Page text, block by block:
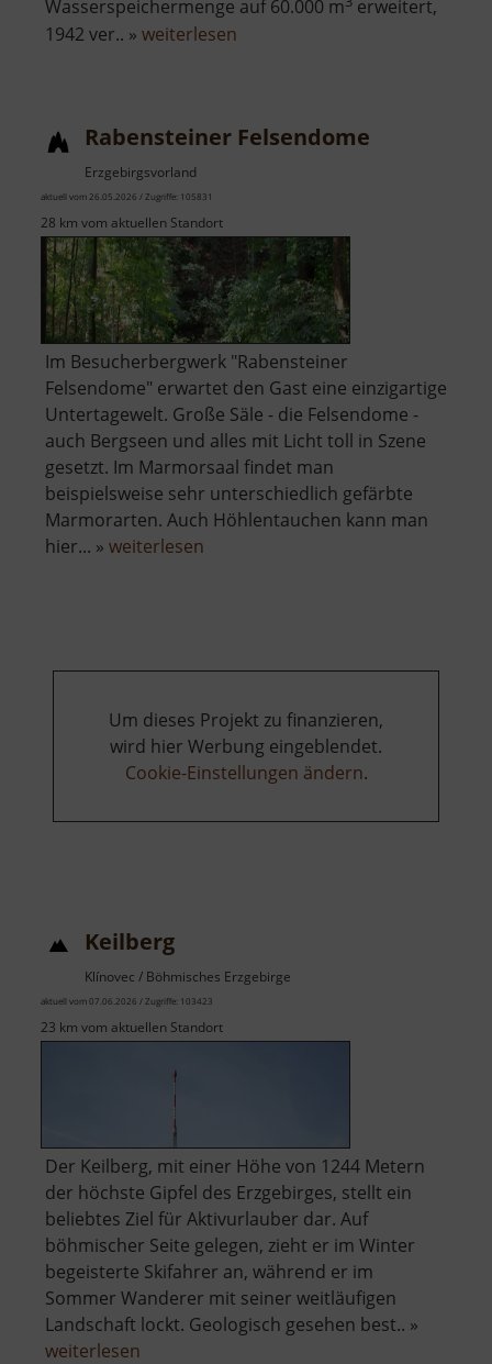
Wasserspeichermenge auf 60.000 m erweitert,
1942 ver.. » weiterlesen
Rabensteiner Felsendome
Erzgebirgsvorland
aktuell vom 26.05.2026 / Zugriffe: 105831
28 km vom aktuellen Standort
Im Besucherbergwerk "Rabensteiner
Felsendome" erwartet den Gast eine einzigartige
Untertagewelt. Große Säle - die Felsendome -
auch Bergseen und alles mit Licht toll in Szene
gesetzt. Im Marmorsaal findet man
beispielsweise sehr unterschiedlich gefärbte
Marmorarten. Auch Höhlentauchen kann man
hier... » weiterlesen
Um dieses Projekt zu finanzieren,
wird hier Werbung eingeblendet.
Cookie-Einstellungen ändern.
Keilberg
Klínovec / Böhmisches Erzgebirge
aktuell vom 07.06.2026 / Zugriffe: 103423
23 km vom aktuellen Standort
Der Keilberg, mit einer Höhe von 1244 Metern
der höchste Gipfel des Erzgebirges, stellt ein
beliebtes Ziel für Aktivurlauber dar. Auf
böhmischer Seite gelegen, zieht er im Winter
begeisterte Skifahrer an, während er im
Sommer Wanderer mit seiner weitläufigen
Landschaft lockt. Geologisch gesehen best.. »
weiterlesen